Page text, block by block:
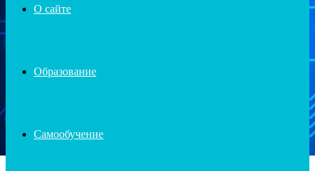
О сайте
Образование
Самообучение